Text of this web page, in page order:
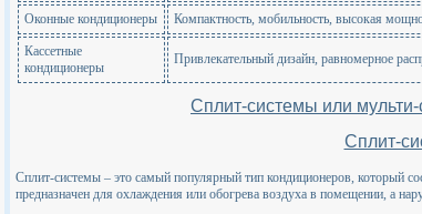
Оконные кондиционеры Компактность, мобильность, высокая
Кассетные
кондиционеры
Привлекательный дизайн, равномерное
Сплит-системы или
Сплит-
Сплит-системы – это самый популярный тип кондиционеров, который
предназначен для охлаждения или обогрева воздуха в помещении, а